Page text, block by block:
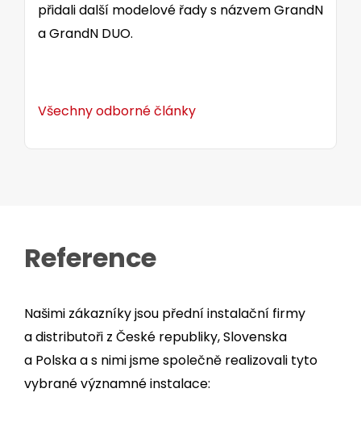
přidali další modelové řady s názvem GrandN
a GrandN DUO.
Všechny odborné články
Reference
Našimi zákazníky jsou přední instalační firmy
a distributoři z České republiky, Slovenska
a Polska a s nimi jsme společně realizovali tyto
vybrané významné instalace: